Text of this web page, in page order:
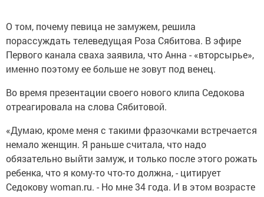
О том, почему певица не замужем, решила
порассуждать телеведущая Роза Сябитова. В эфире
Первого канала сваха заявила, что Анна - «вторсырье»,
именно поэтому ее больше не зовут под венец.
Во время презентации своего нового клипа Седокова
отреагировала на слова Сябитовой.
«Думаю, кроме меня с такими фразочками встречается
немало женщин. Я раньше считала, что надо
обязательно выйти замуж, и только после этого рожать
ребенка, что я кому-то что-то должна, - цитирует
Седокову woman.ru. - Но мне 34 года. И в этом возрасте